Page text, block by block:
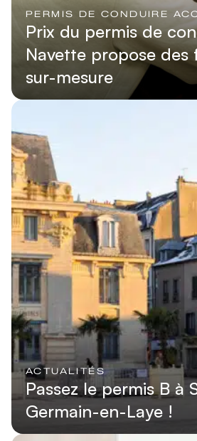
PERMIS DE CONDUIRE
Prix du permis de
Navette propose des
sur-mesure
ACTUALITÉS
Passez le permis B à
Germain-en-Laye !